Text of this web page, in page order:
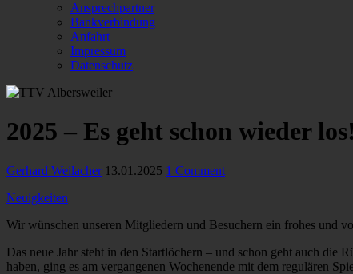
Ansprechpartner
Bankverbindung
Anfahrt
Impressum
Datenschutz
2025 – Es geht schon wieder los!
Gerhard Weilacher 13.01.2025 1 Comment
Neuigkeiten
Wir wünschen unseren Mitgliedern und Besuchern ein frohes und
Das neue Jahr steht in den Startlöchern – und schon geht auch
haben, ging es am vergangenen Wochenende mit dem regulären